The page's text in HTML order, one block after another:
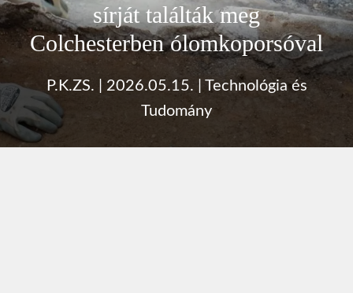
sírját találták meg
Colchesterben ólomkoporsóval
P.K.ZS. 2026.05.15.
Technológia és
Tudomány